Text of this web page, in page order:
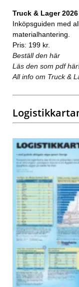
Truck & Lager 2026
Inköpsguiden med
materialhantering.
Pris: 199 kr.
Beställ den här
Läs den som pdf
All info om Truck &